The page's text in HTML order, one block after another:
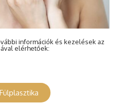
információk és kezelések az
elérhetőek:
Fülplasztika